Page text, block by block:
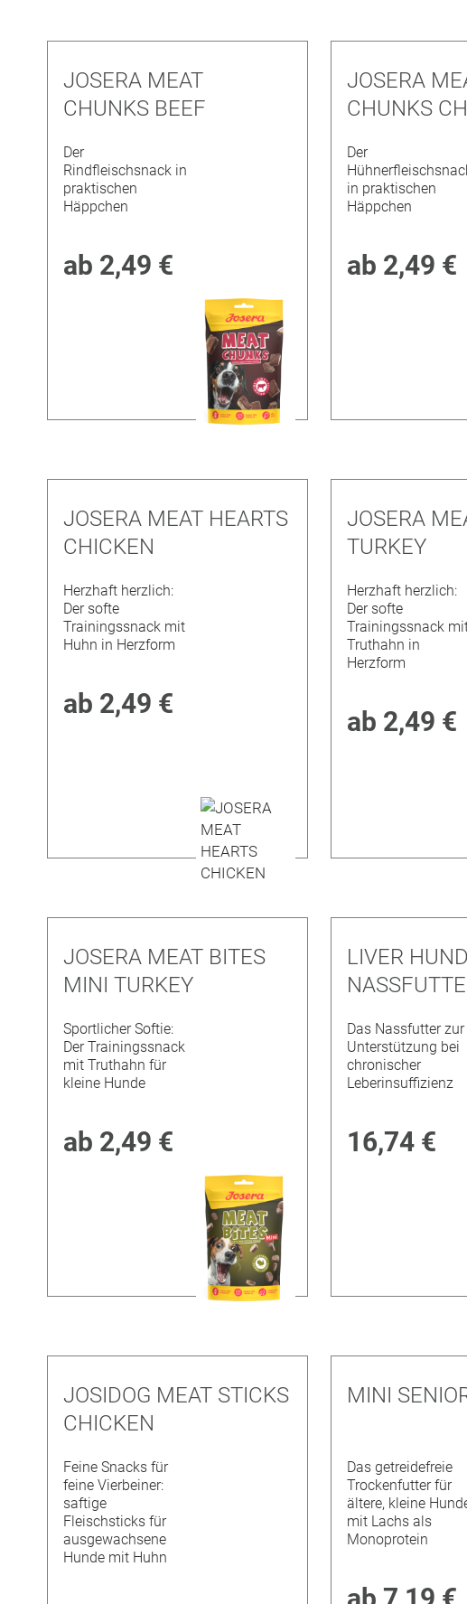
JOSERA MEAT
CHUNKS BEEF
Der
Rindfleischsnack in
praktischen
Häppchen
ab 2,49 €
JOSERA
CHUNKS
Der
in praktischen
Häppchen
ab 2,49 €
JOSERA MEAT HEARTS
CHICKEN
Herzhaft herzlich:
Der softe
Trainingssnack mit
Huhn in Herzform
ab 2,49 €
JOSERA
TURKEY
Herzhaft herzlich:
Der softe
Trainingssnack
Truthahn in
Herzform
ab 2,49 €
JOSERA MEAT BITES
MINI TURKEY
Sportlicher Softie:
Der Trainingssnack
mit Truthahn für
kleine Hunde
ab 2,49 €
LIVER HUND
Das Nassfutter zur
Unterstützung bei
chronischer
Leberinsuffizienz
16,74 €
JOSIDOG MEAT STICKS
CHICKEN
Feine Snacks für
feine Vierbeiner:
saftige
Fleischsticks für
ausgewachsene
Hunde mit Huhn
MINI
Das getreidefreie
Trockenfutter für
ältere, kleine
mit Lachs als
Monoprotein